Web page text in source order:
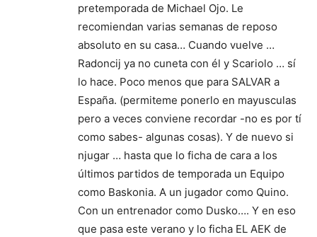
pretemporada de Michael Ojo. Le
recomiendan varias semanas de reposo
absoluto en su casa… Cuando vuelve …
Radoncij ya no cuneta con él y Scariolo … sí
lo hace. Poco menos que para SALVAR a
España. (permiteme ponerlo en mayusculas
pero a veces conviene recordar -no es por tí
como sabes- algunas cosas). Y de nuevo si
njugar … hasta que lo ficha de cara a los
últimos partidos de temporada un Equipo
como Baskonia. A un jugador como Quino.
Con un entrenador como Dusko…. Y en eso
que pasa este verano y lo ficha EL AEK de